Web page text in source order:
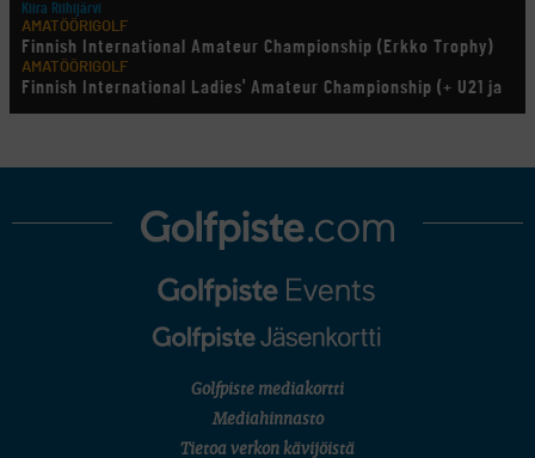
Kiira Riihijärvi
AMATÖÖRIGOLF
Finnish International Amateur Championship (Erkko Trophy)
AMATÖÖRIGOLF
Finnish International Ladies' Amateur Championship (+ U21 ja
U18/FJT/Aulanko)
LEGENDS TOUR
U.S. Women's Amateur Championship
English Boys' (U14) Open Amateur Stroke Play Championship
Eeli Krankka, Lionel Mutikainen
Kivitippu Classic Invitational 2026
SM-reikäpeli (M50/Kymen Golf)
7 (U18 ja U21/pojat/Tahko)
Golfpiste mediakortti
Mediahinnasto
Tietoa verkon kävijöistä